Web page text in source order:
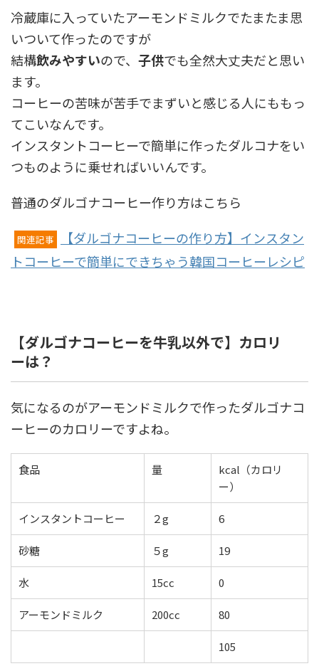
冷蔵庫に入っていたアーモンドミルクでたまたま思
いついて作ったのですが
結構飲みやすいので、 子供でも全然大丈夫だと思い
ます。
コーヒーの苦味が苦手でまずいと感じる人にももっ
てこいなんです。
インスタントコーヒーで簡単に作ったダルコナをい
つものように乗せればいいんです。
普通のダルゴナコーヒー作り方はこちら
関連記事
【ダルゴナコーヒーの作り方】インスタン
トコーヒーで簡単にできちゃう韓国コーヒーレシピ
【ダルゴナコーヒーを牛乳以外で】カロリ
ーは？
気になるのがアーモンドミルクで作ったダルゴナコ
ーヒーのカロリーですよね。
食品 量
kcal（カロリ
ー）
インスタントコーヒー ２g 6
砂糖 ５g 19
水 15cc 0
アーモンドミルク 200cc 80
105